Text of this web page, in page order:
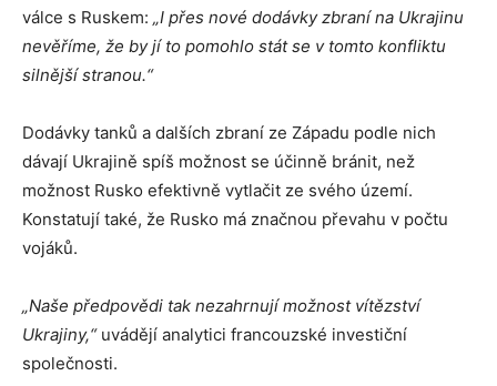
válce s Ruskem: „I přes nové dodávky zbraní na Ukrajinu
nevěříme, že by jí to pomohlo stát se v tomto konfliktu
silnější stranou.“
Dodávky tanků a dalších zbraní ze Západu podle nich
dávají Ukrajině spíš možnost se účinně bránit, než
možnost Rusko efektivně vytlačit ze svého území.
Konstatují také, že Rusko má značnou převahu v počtu
vojáků.
„Naše předpovědi tak nezahrnují možnost vítězství
Ukrajiny,“uvádějí analytici francouzské investiční
společnosti.